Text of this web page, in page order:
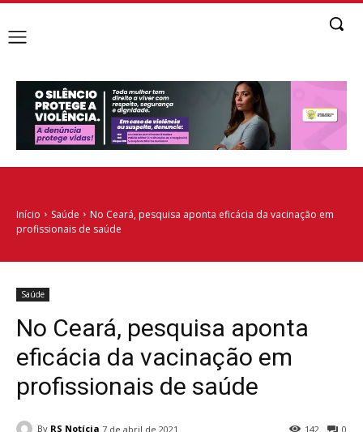
Início Saúde
No Ceará, pesquisa aponta eficácia da vacinação em
profissionais de saúde
Saúde
No Ceará, pesquisa aponta
eficácia da vacinação em
profissionais de saúde
By RS Notícia 7 de abril de 2021 0
142